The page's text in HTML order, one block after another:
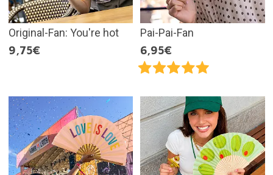
Original-Fan: You're hot
9,75€
Pai-Pai-Fan
6,95€